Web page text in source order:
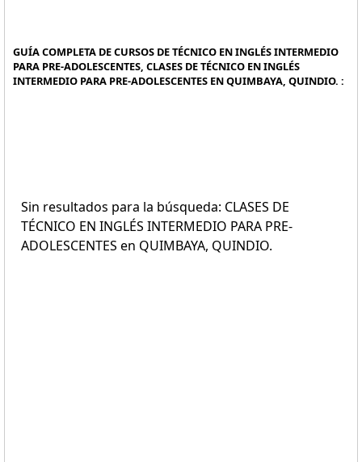
GUÍA COMPLETA DE CURSOS DE TÉCNICO EN INGLÉS INTERMEDIO
PARA PRE-ADOLESCENTES, CLASES DE TÉCNICO EN INGLÉS
INTERMEDIO PARA PRE-ADOLESCENTES EN QUIMBAYA, QUINDIO. :
Sin resultados para la búsqueda: CLASES DE
TÉCNICO EN INGLÉS INTERMEDIO PARA PRE-
ADOLESCENTES en QUIMBAYA, QUINDIO.